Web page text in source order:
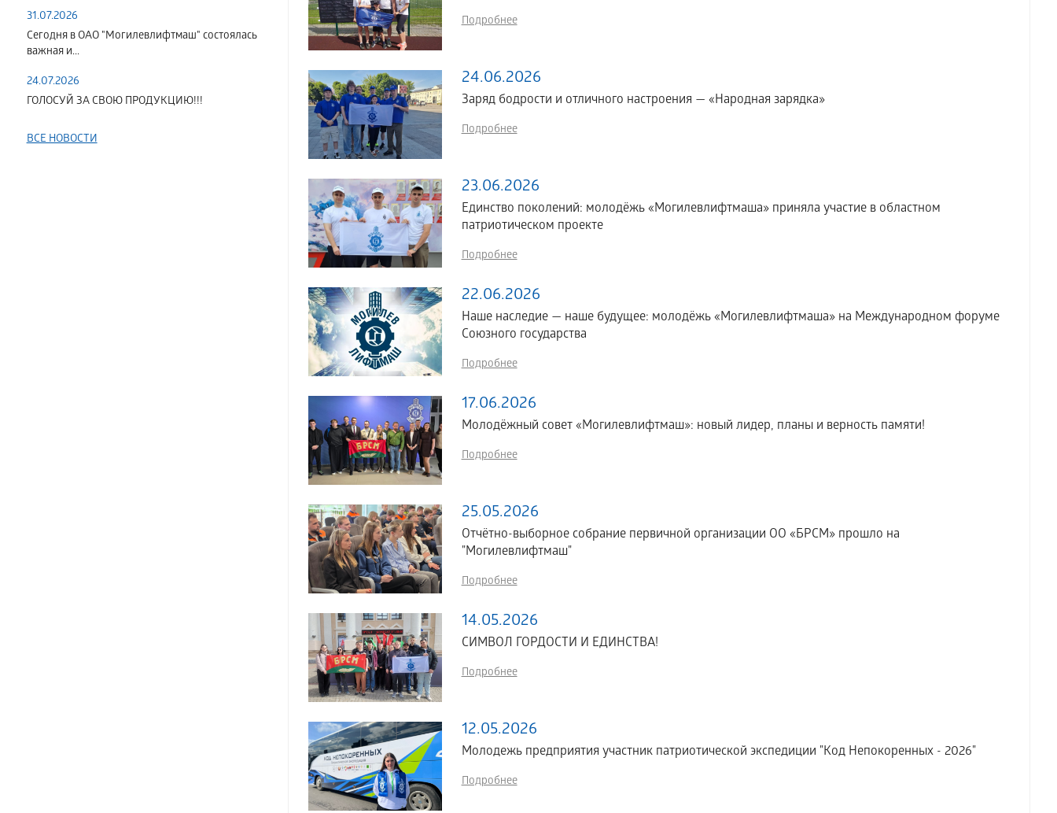
31.07.2026
Сегодня в ОАО "Могилевлифтмаш" состоялась
важная и...
24.07.2026
ГОЛОСУЙ ЗА СВОЮ ПРОДУКЦИЮ!!!
ВСЕ НОВОСТИ
Подробнее
24.06.2026
Заряд бодрости и отличного настроения — «Народная зарядка»
Подробнее
23.06.2026
Единство поколений: молодёжь «Могилевлифтмаша» приняла участие в областном
патриотическом проекте
Подробнее
22.06.2026
Наше наследие — наше будущее: молодёжь «Могилевлифтмаша» на Международном форуме
Союзного государства
Подробнее
17.06.2026
Молодёжный совет «Могилевлифтмаш»: новый лидер, планы и верность памяти!
Подробнее
25.05.2026
Отчётно-выборное собрание первичной организации ОО «БРСМ» прошло на
"Могилевлифтмаш"
Подробнее
14.05.2026
СИМВОЛ ГОРДОСТИ И ЕДИНСТВА!
Подробнее
12.05.2026
Молодежь предприятия участник патриотической экспедиции "Код Непокоренных - 2026"
Подробнее